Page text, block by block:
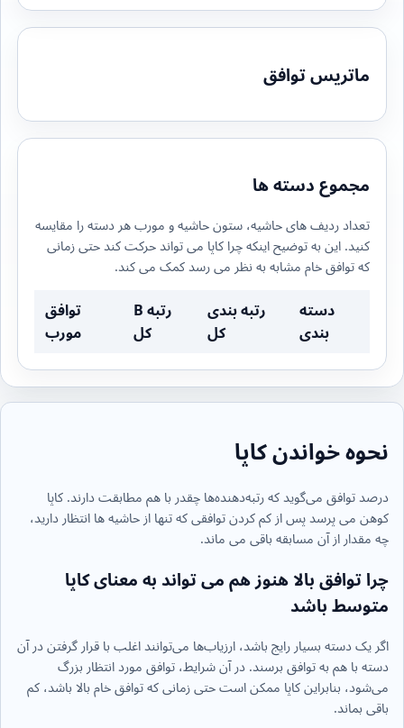
ماتریس توافق
مجموع دسته ها
تعداد ردیف های حاشیه، ستون حاشیه و مورب هر دسته را مقایسه
کنید. این به توضیح اینکه چرا کاپا می تواند حرکت کند حتی زمانی
که توافق خام مشابه به نظر می رسد کمک می کند.
دسته
بندی
رتبه بندی
کل
رتبه B
کل
توافق
مورب
نحوه خواندن کاپا
درصد توافق می‌گوید که رتبه‌دهنده‌ها چقدر با هم مطابقت دارند. کاپا
کوهن می پرسد پس از کم کردن توافقی که تنها از حاشیه ها انتظار دارید،
چه مقدار از آن مسابقه باقی می ماند.
چرا توافق بالا هنوز هم می تواند به معنای کاپا
متوسط باشد
اگر یک دسته بسیار رایج باشد، ارزیاب‌ها می‌توانند اغلب با قرار گرفتن در آن
دسته با هم به توافق برسند. در آن شرایط، توافق مورد انتظار بزرگ
می‌شود، بنابراین کاپا ممکن است حتی زمانی که توافق خام بالا باشد، کم
باقی بماند.